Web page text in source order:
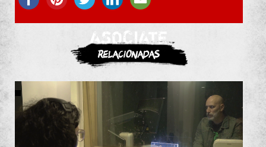
ASOCIATE
Relacionadas